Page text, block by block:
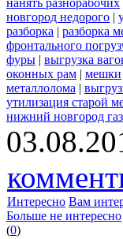
нанять разнорабочих
новгород недорого |
разборка | разборка
фронтального
фуры | выгрузка
оконных рам | мешки
металлолома |
утилизация старой
нижний новгород
Интересно Вам
Больше не интересно
(0)